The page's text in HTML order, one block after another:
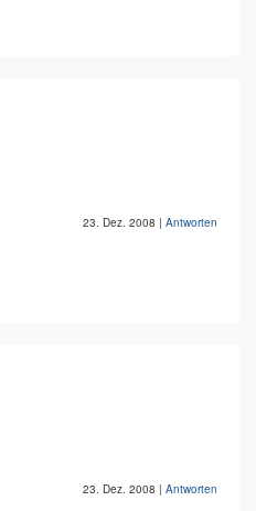
23. Dez. 2008 | Antworten
23. Dez. 2008 | Antworten